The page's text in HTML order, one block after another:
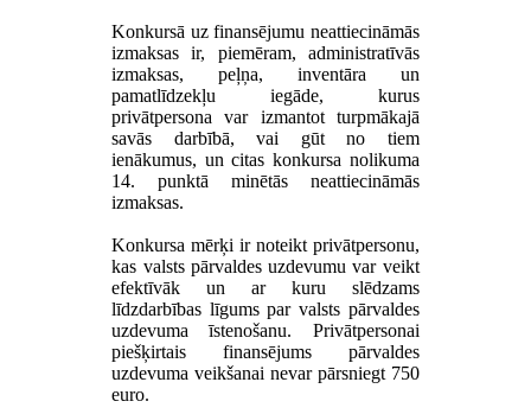
Konkursā uz finansējumu neattiecināmās
izmaksas ir, piemēram, administratīvās
izmaksas, peļņa, inventāra un
pamatlīdzekļu iegāde, kurus
privātpersona var izmantot turpmākajā
savās darbībā, vai gūt no tiem
ienākumus, un citas konkursa nolikuma
14. punktā minētās neattiecināmās
izmaksas.
Konkursa mērķi ir noteikt privātpersonu,
kas valsts pārvaldes uzdevumu var veikt
efektīvāk un ar kuru slēdzams
līdzdarbības līgums par valsts pārvaldes
uzdevuma īstenošanu. Privātpersonai
piešķirtais finansējums pārvaldes
uzdevuma veikšanai nevar pārsniegt 750
euro.